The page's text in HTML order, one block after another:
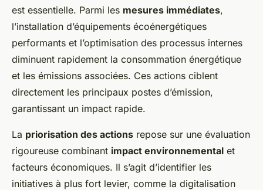
est essentielle. Parmi les mesures immédiates,
l’installation d’équipements écoénergétiques
performants et l’optimisation des processus internes
diminuent rapidement la consommation énergétique
et les émissions associées. Ces actions ciblent
directement les principaux postes d’émission,
garantissant un impact rapide.
La priorisation des actions repose sur une évaluation
rigoureuse combinant impact environnemental et
facteurs économiques. Il s’agit d’identifier les
initiatives à plus fort levier, comme la digitalisation